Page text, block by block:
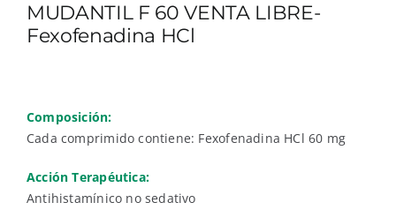
MUDANTIL F 60 VENTA LIBRE-
Fexofenadina HCl
Composición:
Cada comprimido contiene: Fexofenadina HCl 60 mg
Acción Terapéutica:
Antihistamínico no sedativo